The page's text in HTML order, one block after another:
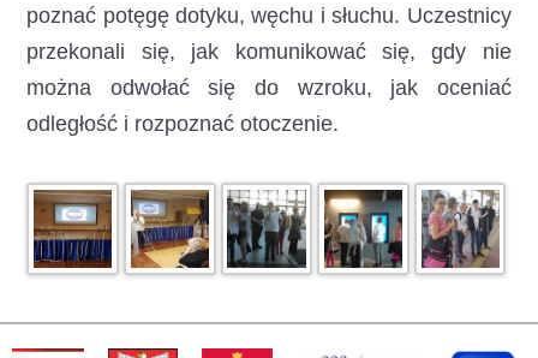
poznać potęgę dotyku, węchu i słuchu. Uczestnicy
przekonali się, jak komunikować się, gdy nie
można odwołać się do wzroku, jak oceniać
odległość i rozpoznać otoczenie.